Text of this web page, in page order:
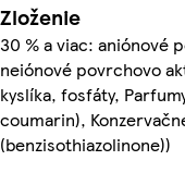
Zloženie
30 % a viac: aniónové
neiónové povrchovo
kyslíka, fosfáty,
coumarin),
(benzisothiazolinone))